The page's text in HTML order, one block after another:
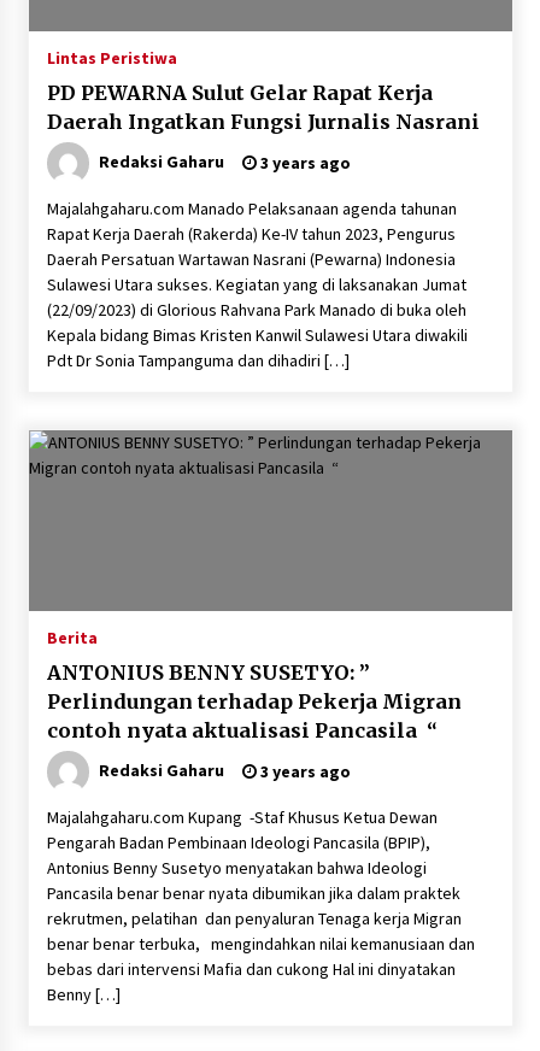
Lintas Peristiwa
PD PEWARNA Sulut Gelar Rapat Kerja
Daerah Ingatkan Fungsi Jurnalis Nasrani
Redaksi Gaharu 3 years ago
Majalahgaharu.com Manado Pelaksanaan agenda tahunan
Rapat Kerja Daerah (Rakerda) Ke-IV tahun 2023, Pengurus
Daerah Persatuan Wartawan Nasrani (Pewarna) Indonesia
Sulawesi Utara sukses. Kegiatan yang di laksanakan Jumat
(22/09/2023) di Glorious Rahvana Park Manado di buka oleh
Kepala bidang Bimas Kristen Kanwil Sulawesi Utara diwakili
Pdt Dr Sonia Tampanguma dan dihadiri […]
Berita
ANTONIUS BENNY SUSETYO: ”
Perlindungan terhadap Pekerja Migran
contoh nyata aktualisasi Pancasila “
Redaksi Gaharu 3 years ago
Majalahgaharu.com Kupang -Staf Khusus Ketua Dewan
Pengarah Badan Pembinaan Ideologi Pancasila (BPIP),
Antonius Benny Susetyo menyatakan bahwa Ideologi
Pancasila benar benar nyata dibumikan jika dalam praktek
rekrutmen, pelatihan dan penyaluran Tenaga kerja Migran
benar benar terbuka, mengindahkan nilai kemanusiaan dan
bebas dari intervensi Mafia dan cukong Hal ini dinyatakan
Benny […]